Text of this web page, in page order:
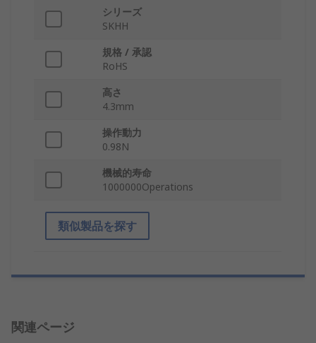
シリーズ
SKHH
規格 / 承認
RoHS
高さ
4.3mm
操作動力
0.98N
機械的寿命
1000000Operations
類似製品を探す
関連ページ